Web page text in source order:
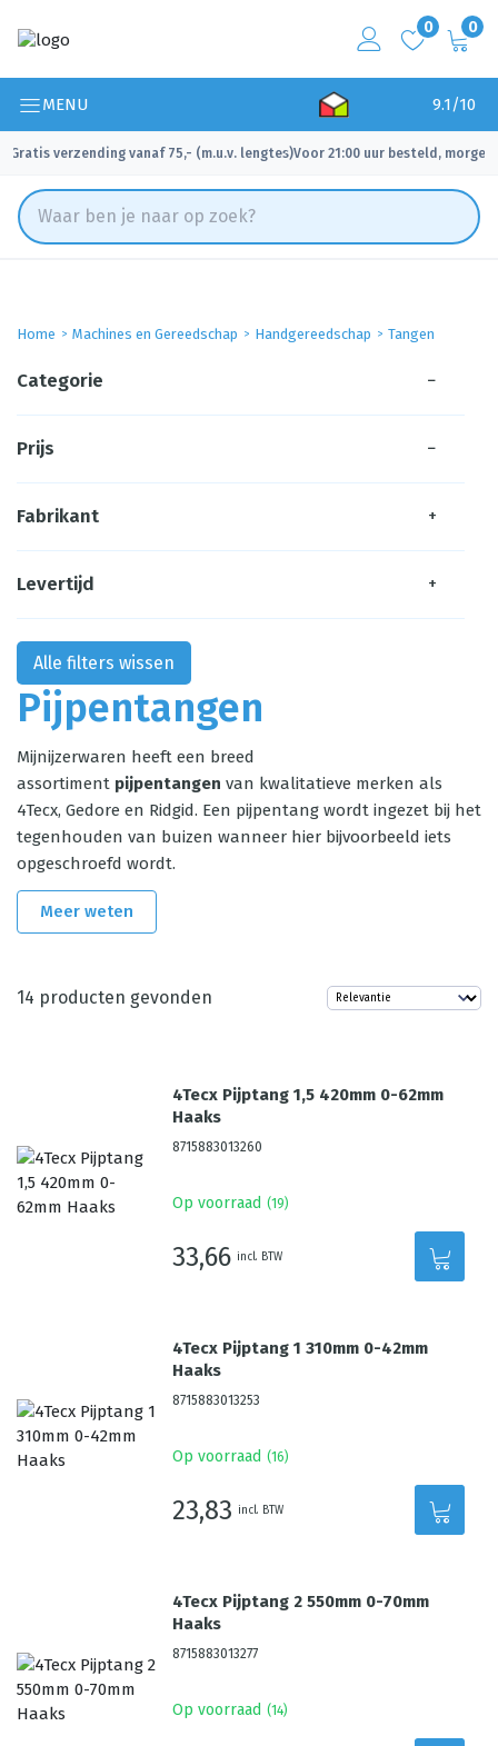
0 0
MENU 9.1/10
Gratis verzending vanaf 75,- (m.u.v. lengtes)
✓ Voor 21:00 uur besteld, morgen
Home Machines en Gereedschap Handgereedschap Tangen
Pijpentangen
Mijnijzerwaren heeft een breed
assortiment pijpentangen van kwalitatieve merken als
4Tecx, Gedore en Ridgid. Een pijpentang wordt ingezet bij het
tegenhouden van buizen wanneer hier bijvoorbeeld iets
opgeschroefd wordt.
Meer weten
14 producten gevonden
4Tecx Pijptang 1,5 420mm 0-62mm
Haaks
8715883013260
Op voorraad (19)
33,66 incl. BTW
4Tecx Pijptang 1 310mm 0-42mm
Haaks
8715883013253
Op voorraad (16)
23,83 incl. BTW
4Tecx Pijptang 2 550mm 0-70mm
Haaks
8715883013277
Op voorraad (14)
Categorie −
Prijs −
Fabrikant +
Levertijd +
Alle filters wissen